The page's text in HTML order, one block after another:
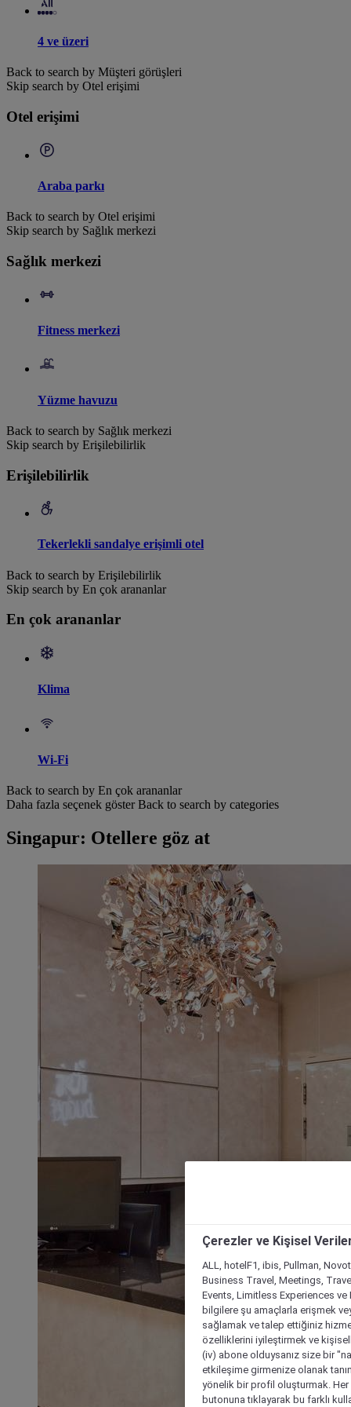
4 ve üzeri
Back to search by Müşteri görüşleri
Skip search by Otel erişimi
Otel erişimi
Araba parkı
Back to search by Otel erişimi
Skip search by Sağlık merkezi
Sağlık merkezi
Fitness merkezi
Yüzme havuzu
Back to search by Sağlık merkezi
Skip search by Erişilebilirlik
Erişilebilirlik
Tekerlekli sandalye erişimli otel
Back to search by Erişilebilirlik
Skip search by En çok arananlar
En çok arananlar
Klima
Wi-Fi
Back to search by En çok arananlar
Daha fazla seçenek göster Back to search by categories
Singapur: Otellere göz at
Çerezler ve Kişisel
ALL, hotelF1, ibis, Pullman,
Business Travel, Meetings,
Events, Limitless Experiences
bilgilere şu amaçlarla erişmek
sağlamak ve talep ettiğiniz
özelliklerini iyileştirmek ve
(iv) abone olduysanız size bir
etkileşime girmenize olanak
yönelik bir profil oluşturmak.
butonuna tıklayarak bu farklı